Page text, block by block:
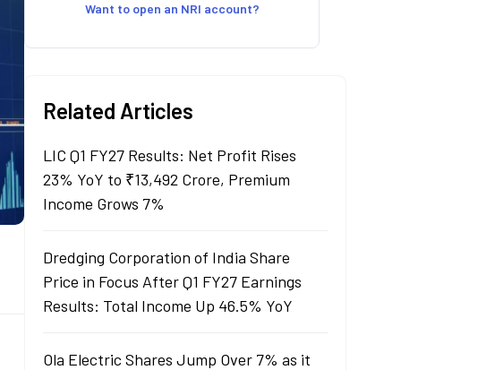
Want to open an NRI account?
Related Articles
LIC Q1 FY27 Results: Net Profit Rises
23% YoY to ₹13,492 Crore, Premium
Income Grows 7%
Dredging Corporation of India Share
Price in Focus After Q1 FY27 Earnings
Results: Total Income Up 46.5% YoY
Ola Electric Shares Jump Over 7% as it